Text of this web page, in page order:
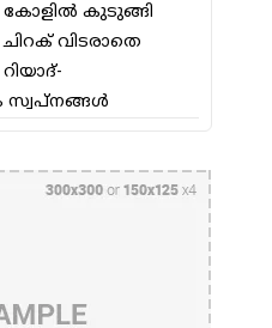
കോളില്‍ കുടുങ്ങി
ചിറക് വിടരാതെ
റിയാദ്-
സ്വപ്നങ്ങള്‍